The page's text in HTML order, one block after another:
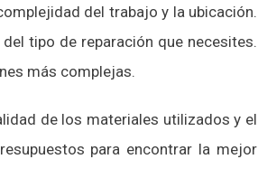
del trabajo y la ubicación.
tipo de reparación que necesites.
más complejas.
de los materiales utilizados y el
para encontrar la mejor